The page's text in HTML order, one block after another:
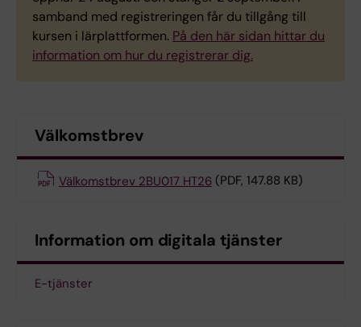
samband med registreringen får du tillgång till
kursen i lärplattformen. På den här sidan hittar du
information om hur du registrerar dig.
Välkomstbrev
Välkomstbrev 2BU017 HT26 (PDF, 147.88 KB)
Information om digitala tjänster
E-tjänster